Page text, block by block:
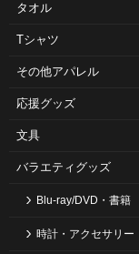
タオル
Tシャツ
その他アパレル
応援グッズ
文具
バラエティグッズ
Blu-ray/DVD・書籍
時計・アクセサリー